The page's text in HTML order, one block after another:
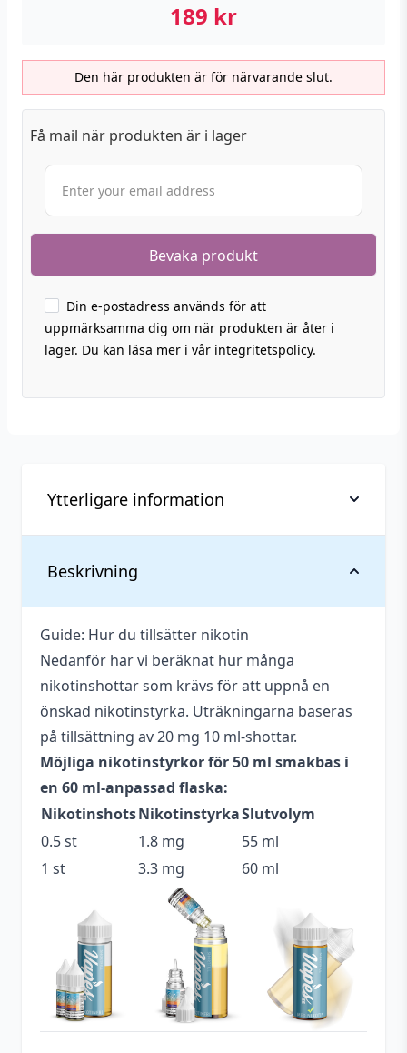
189 kr
Den här produkten är för närvarande slut.
Få mail när produkten är i lager
Din e-postadress används för att
uppmärksamma dig om när produkten är åter i
lager. Du kan läsa mer i vår integritetspolicy.
Beskrivning
Guide: Hur du tillsätter nikotin
Nedanför har vi beräknat hur många
nikotinshottar som krävs för att uppnå en
önskad nikotinstyrka. Uträkningarna baseras
på tillsättning av 20 mg 10 ml-shottar.
Möjliga nikotinstyrkor för 50 ml smakbas i
en 60 ml-anpassad flaska:
NikotinshotsNikotinstyrkaSlutvolym
0.5 st
1.8 mg
55 ml
1 st
3.3 mg 60 ml
Ytterligare information
Vikt
Anpassad för
nikotinstyrka
Antal ml
50 ml
Beskrivande
Fruktig
Kylig
Blandning
70VG / 30PG
Flaskstorlek
60 ml
Innehåller
cooling
Ja
Serie Ohm Boy Volume III
Smakprofil
Mentol Vattenmelon
Rabarber
Tillverkare
Ohm Boy E-liquids
Tillverkningsland England